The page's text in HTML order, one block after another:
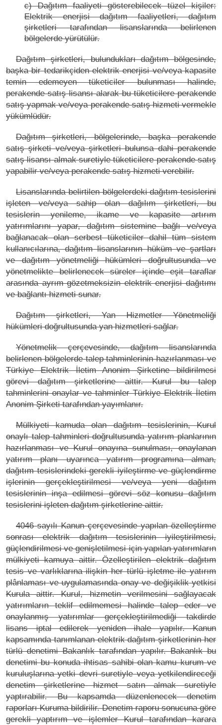
c) Dağıtım faaliyeti gösterebilecek tüzel kişiler:
Elektrik enerjisi dağıtım faaliyetleri, dağıtım
şirketleri tarafından lisanslarında belirlenen
bölgelerde yürütülür.
Dağıtım şirketleri, bulundukları dağıtım bölgesinde,
başka bir tedarikçiden elektrik enerjisi ve/veya kapasite
temin edemeyen tüketiciler bulunması halinde,
perakende satış lisansı alarak bu tüketicilere perakende
satış yapmak ve/veya perakende satış hizmeti vermekle
yükümlüdür.
Dağıtım şirketleri, bölgelerinde, başka perakende
satış şirketi ve/veya şirketleri bulunsa dahi perakende
satış lisansı almak suretiyle tüketicilere perakende satış
yapabilir ve/veya perakende satış hizmeti verebilir.
Lisanslarında belirtilen bölgelerdeki dağıtım tesislerini
işleten ve/veya sahip olan dağılım şirketleri, bu
tesislerin yenileme, ikame ve kapasite artırım
yatırımlarını yapar, dağıtım sistemine bağlı ve/veya
bağlanacak olan serbest tüketiciler dahil tüm sistem
kullanıcılarına, dağıtım lisanslarının hüküm ve şartları
ve dağıtım yönetmeliği hükümleri doğrultusunda ve
yönetmelikte belirlenecek süreler içinde eşit taraflar
arasında ayrım gözetmeksizin elektrik enerjisi dağıtımı
ve bağlantı hizmeti sunar.
Dağıtım şirketleri, Yan Hizmetler Yönetmeliği
hükümleri doğrultusunda yan hizmetleri sağlar.
Yönetmelik çerçevesinde, dağıtım lisanslarında
belirlenen bölgelerde talep tahminlerinin hazırlanması ve
Türkiye Elektrik İletim Anonim Şirketine bildirilmesi
görevi dağıtım şirketlerine aittir. Kurul bu talep
tahminlerini onaylar ve tahminler Türkiye Elektrik İletim
Anonim Şirketi tarafından yayımlanır.
Mülkiyeti kamuda olan dağıtım tesislerinin, Kurul
onaylı talep tahminleri doğrultusunda yatırım planlarının
hazırlanması ve Kurul onayına sunulması, onaylanan
yatırım planı uyarınca yatırım programına alman,
dağıtım tesislerindeki gerekli iyileştirme ve güçlendirme
işlerinin gerçekleştirilmesi ve/veya yeni dağıtım
tesislerinin inşa edilmesi görevi söz konusu dağıtım
tesislerini işleten dağıtım şirketlerine aittir.
4046 sayılı Kanun çerçevesinde yapılan özelleştirme
sonrası elektrik dağıtım tesislerinin iyileştirilmesi,
güçlendirilmesi ve genişletilmesi için yapılan yatırımların
mülkiyeti kamuya aittir. Özelleştirilen elektrik dağıtım
tesis ve varlıklarına ilişkin her türlü işletme ile yatırım
plânlaması ve uygulamasında onay ve değişiklik yetkisi
Kurula aittir. Kurul, hizmetin verilmesini sağlayacak
yatırımların teklif edilmemesi halinde talep eder ve
onaylanmış yatırımlar gerçekleştirilmediği takdirde
lisans iptal edilerek yeniden ihale yapılır. Kanun
kapsamında tanımlanan elektrik dağıtım şirketlerinin her
türlü denetimi Bakanlık tarafından yapılır. Bakanlık bu
denetimi bu konuda ihtisas sahibi olan kamu kurum ve
kuruluşlarına yetki devri suretiyle veya yetkilendireceği
denetim şirketlerine hizmet satın almak suretiyle
yaptırabilir. Bu kapsamda düzenlenecek denetim
raporları Kuruma bildirilir. Denetim raporu sonucuna göre
gerekli yaptırım ve işlemler Kurul tarafından karara